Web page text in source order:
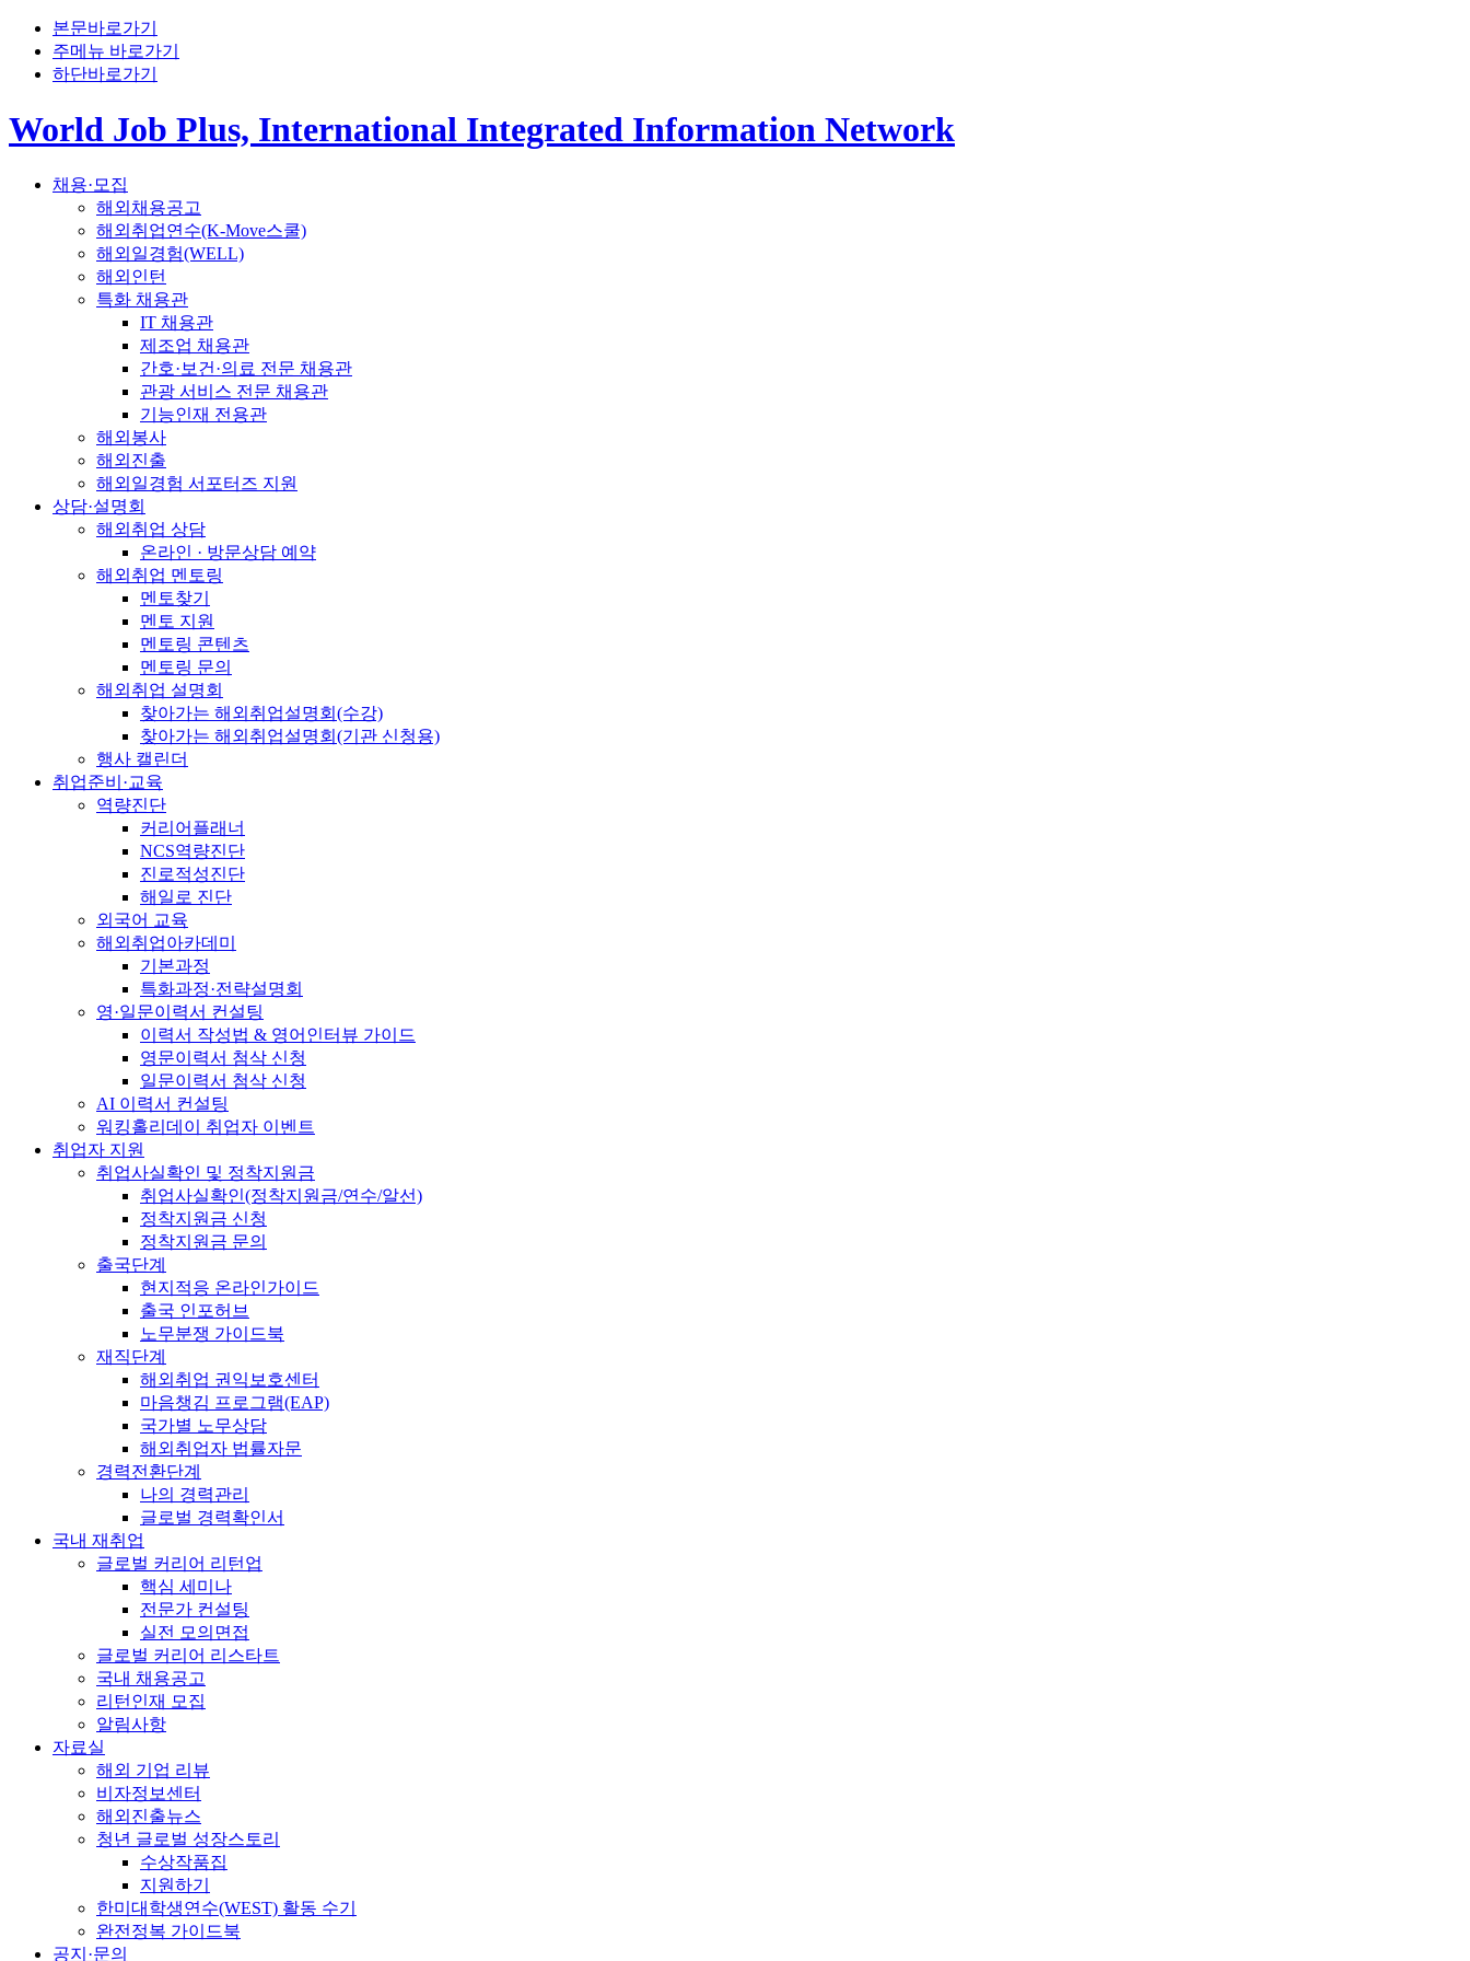
본문바로가기
주메뉴 바로가기
하단바로가기
World Job Plus, International Integrated Information Network
채용·모집
해외채용공고
해외취업연수(K-Move스쿨)
해외일경험(WELL)
해외인턴
특화 채용관
IT 채용관
제조업 채용관
간호·보건·의료 전문 채용관
관광 서비스 전문 채용관
기능인재 전용관
해외봉사
해외진출
해외일경험 서포터즈 지원
상담·설명회
해외취업 상담
온라인 · 방문상담 예약
해외취업 멘토링
멘토찾기
멘토 지원
멘토링 콘텐츠
멘토링 문의
해외취업 설명회
찾아가는 해외취업설명회(수강)
찾아가는 해외취업설명회(기관 신청용)
행사 캘린더
취업준비·교육
역량진단
커리어플래너
NCS역량진단
진로적성진단
해일로 진단
외국어 교육
해외취업아카데미
기본과정
특화과정·전략설명회
영·일문이력서 컨설팅
이력서 작성법 & 영어인터뷰 가이드
영문이력서 첨삭 신청
일문이력서 첨삭 신청
AI 이력서 컨설팅
워킹홀리데이 취업자 이벤트
취업자 지원
취업사실확인 및 정착지원금
취업사실확인(정착지원금/연수/알선)
정착지원금 신청
정착지원금 문의
출국단계
현지적응 온라인가이드
출국 인포허브
노무분쟁 가이드북
재직단계
해외취업 권익보호센터
마음챙김 프로그램(EAP)
국가별 노무상담
해외취업자 법률자문
경력전환단계
나의 경력관리
글로벌 경력확인서
국내 재취업
글로벌 커리어 리턴업
핵심 세미나
전문가 컨설팅
실전 모의면접
글로벌 커리어 리스타트
국내 채용공고
리턴인재 모집
알림사항
자료실
해외 기업 리뷰
비자정보센터
해외진출뉴스
청년 글로벌 성장스토리
수상작품집
지원하기
한미대학생연수(WEST) 활동 수기
완전정복 가이드북
공지·문의